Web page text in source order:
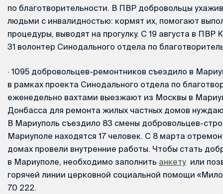
по благотворительности. В ПВР добровольцы
людьми с инвалидностью: кормят их, помогают
процедуры, выводят на прогулку. С 19 августа в ПВР
31 волонтер Синодального отдела по
· 1095 добровольцев-ремонтников съездило в
в рамках проекта Синодального отдела по
еженедельно вахтами выезжают из Москвы в
Донбасса для ремонта жилых частных домов
В Мариуполь съездило 83 смены добровольцев-
Мариуполе находятся 17 человек. С 8 марта
домах провели внутренние работы. Чтобы стать
в Мариуполе, необходимо заполнить анкету или
горячей линии церковной социальной помощи
70 222.